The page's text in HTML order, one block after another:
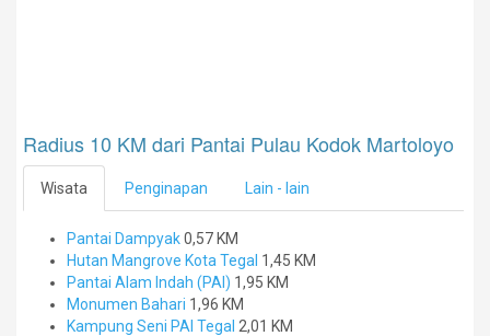
Radius 10 KM dari Pantai Pulau Kodok Martoloyo
Wisata Penginapan Lain - lain
Pantai Dampyak0,57 KM
Hutan Mangrove Kota Tegal 1,45 KM
Pantai Alam Indah (PAI) 1,95 KM
Monumen Bahari 1,96 KM
Kampung Seni PAI Tegal 2,01 KM